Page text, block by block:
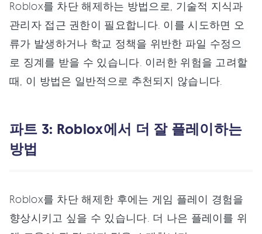
Roblox를 차단 해제하는 방법으로, 기술적 지식과
관리자 접근 권한이 필요합니다. 이를 시도하면 오
류가 발생하거나 학교 정책을 위반한 파일 수정으
로 징계를 받을 수 있습니다. 이러한 위험을 고려할
때, 이 방법은 일반적으로 추천되지 않습니다.
파트 3: Roblox에서 더 잘 플레이하는
방법
Roblox를 차단 해제한 후에는 게임 플레이 경험을
향상시키고 싶을 수 있습니다. 더 나은 플레이를 위